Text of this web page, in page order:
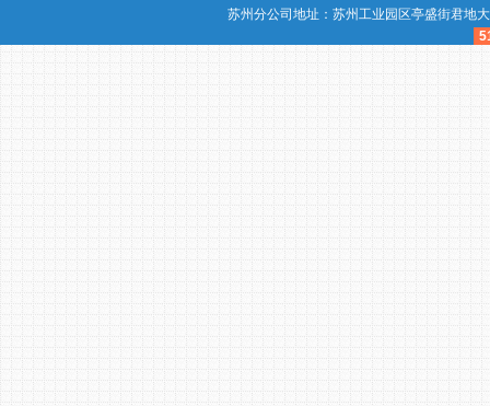
苏州分公司地址：苏州工业园区亭盛街君地